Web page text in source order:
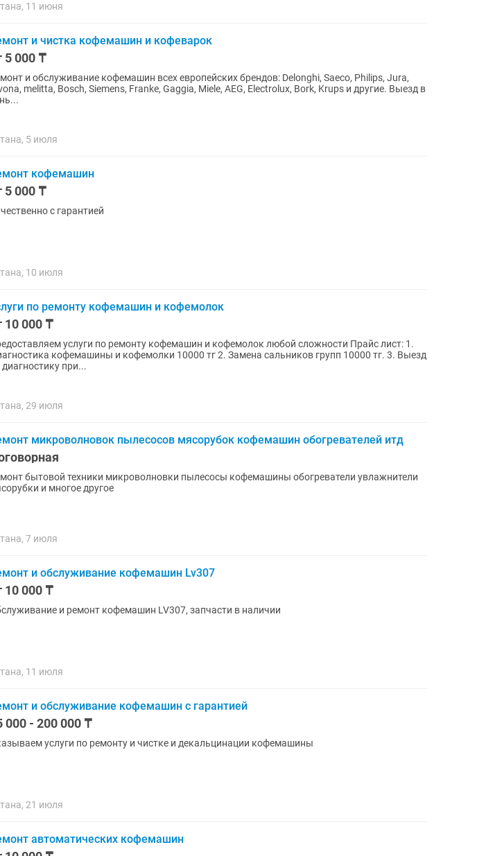
11 июня
и чистка кофемашин и кофеварок
5 000 ₸
и обслуживание кофемашин всех европейских брендов: Delonghi, Saeco, Philips, Jura,
melitta, Bosch, Siemens, Franke, Gaggia, Miele, AEG, Electrolux, Bork, Krups и другие. Выезд в
5 июля
кофемашин
5 000 ₸
с гарантией
10 июля
по ремонту кофемашин и кофемолок
10 000 ₸
услуги по ремонту кофемашин и кофемолок любой сложности Прайс лист: 1.
кофемашины и кофемолки 10000 тг 2. Замена сальников групп 10000 тг. 3. Выезд
диагностику при...
29 июля
микроволновок пылесосов мясорубок кофемашин обогревателей итд
бытовой техники микроволновки пылесосы кофемашины обогреватели увлажнители
и многое другое
7 июля
и обслуживание кофемашин Lv307
10 000 ₸
и ремонт кофемашин LV307, запчасти в наличии
11 июля
и обслуживание кофемашин с гарантией
000 - 200 000 ₸
услуги по ремонту и чистке и декальцинации кофемашины
21 июля
автоматических кофемашин